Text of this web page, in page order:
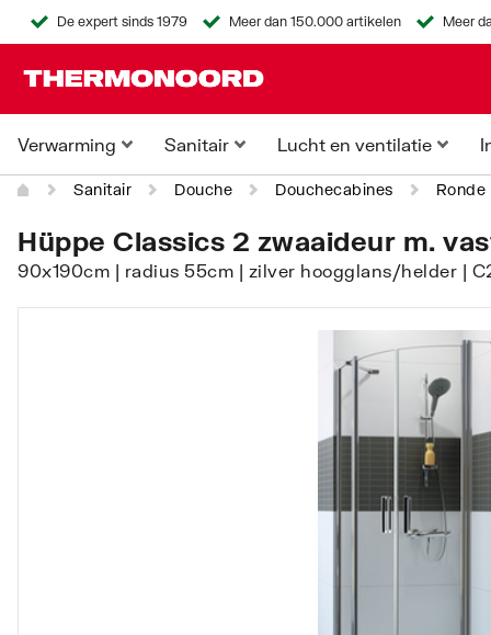
De expert sinds 1979 Meer dan 150.000 artikelen Meer
Verwarming Sanitair Lucht en ventilatie
Sanitair Douche Douchecabines
Hüppe Classics 2 zwaaideur m.
90x190cm | radius 55cm | zilver hoogglans/helder |